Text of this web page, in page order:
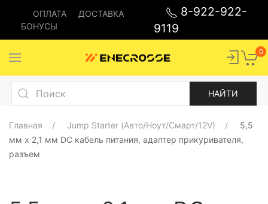
ОПЛАТА
ДОСТАВКА
БОНУСЫ
8-922-922-
9119
0
Главная Jump Starter (Авто/Ноут/Смарт/12V)
5,5
мм x 2,1 мм DC кабель питания, адаптер прикуривателя,
разъем